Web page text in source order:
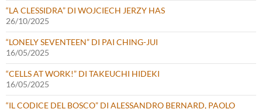
“LA CLESSIDRA” DI WOJCIECH JERZY HAS
26/10/2025
“LONELY SEVENTEEN” DI PAI CHING-JUI
16/05/2025
“CELLS AT WORK!” DI TAKEUCHI HIDEKI
16/05/2025
“IL CODICE DEL BOSCO” DI ALESSANDRO BERNARD, PAOLO